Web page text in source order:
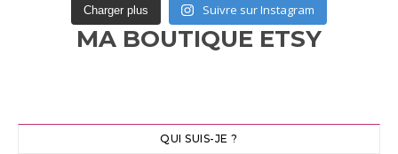
Charger plus Suivre sur Instagram
MA BOUTIQUE ETSY
QUI SUIS-JE ?